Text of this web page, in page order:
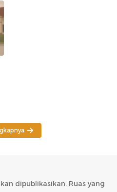
dipublikasikan. Ruas yang